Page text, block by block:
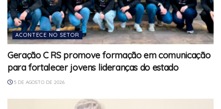
ACONTECE NO SETOR
Geração C RS promove formação em comunicação
para fortalecer jovens lideranças do estado
5 DE AGOSTO DE 2026